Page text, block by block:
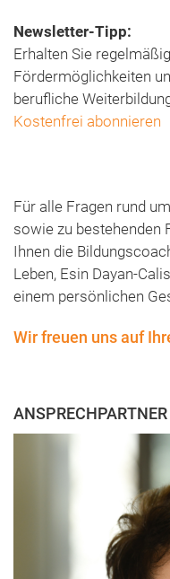
Newsletter-Tipp:
Erhalten Sie
Fördermöglichkeiten
berufliche
Kostenfrei abonnieren
Für alle Fragen rund
sowie zu bestehenden
Ihnen die
Leben, Esin Dayan-
einem persönlichen
Wir freuen uns auf
ANSPRECHPARTNER